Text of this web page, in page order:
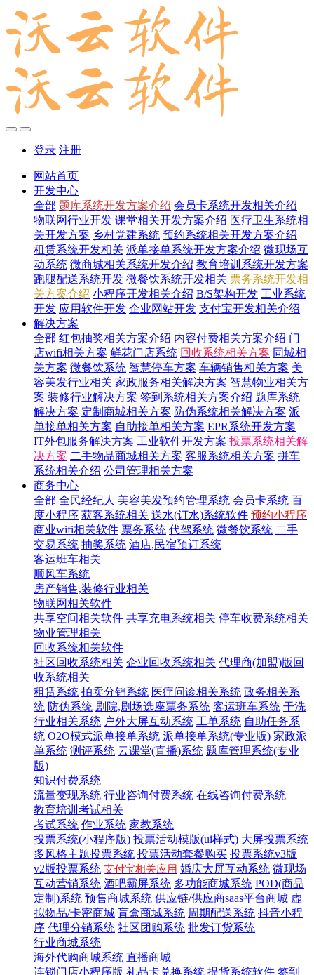
登录 注册
网站首页
开发中心
全部 题库系统开发方案介绍 会员卡系统开发相关介绍
物联网行业开发 课堂相关开发方案介绍 医疗卫生系统相
关开发方案 乡村党建系统 预约系统相关开发方案介绍
租赁系统开发相关 派单接单系统开发方案介绍 微现场互
动系统 微商城相关系统开发介绍 教育培训系统开发方案
跑腿配送系统开发 微餐饮系统开发相关 票务系统开发相
关方案介绍 小程序开发相关介绍 B/S架构开发 工业系统
开发 应用软件开发 企业网站开发 支付宝开发相关介绍
解决方案
全部 红包抽奖相关方案介绍 内容付费相关方案介绍 门
店wifi相关方案 鲜花门店系统 回收系统相关方案 同城相
关方案 微餐饮系统 智慧停车方案 车辆销售相关方案 美
容美发行业相关 家政服务相关解决方案 智慧物业相关方
案 装修行业解决方案 签到系统相关方案介绍 题库系统
解决方案 定制商城相关方案 防伪系统相关解决方案 派
单接单相关方案 自助接单相关方案 EPR系统开发方案
IT外包服务解决方案 工业软件开发方案 投票系统相关解
决方案 二手物品商城相关方案 客服系统相关方案 拼车
系统相关介绍 公司管理相关方案
商务中心
全部 全民经纪人 美容美发预约管理系统 会员卡系统 百
度小程序 获客系统相关 送水(订水)系统软件 预约小程序
商业wifi相关软件 票务系统 代驾系统 微餐饮系统 二手
交易系统 抽奖系统 酒店,民宿预订系统
客运班车相关
顺风车系统
房产销售,装修行业相关
物联网相关软件
共享空间相关软件 共享充电系统相关 停车收费系统相关
物业管理相关
回收系统相关软件
社区回收系统相关 企业回收系统相关 代理商(加盟)版回
收系统相关
租赁系统 拍卖分销系统 医疗问诊相关系统 政务相关系
统 防伪系统 剧院,剧场选座票务系统 客运班车系统 干洗
行业相关系统 户外大屏互动系统 工单系统 自助任务系
统 O2O模式派单接单系统 派单接单系统(专业版) 家政派
单系统 测评系统 云课堂(直播)系统 题库管理系统(专业
版)
知识付费系统
流量变现系统 行业咨询付费系统 在线咨询付费系统
教育培训考试相关
考试系统 作业系统 家教系统
投票系统(小程序版) 投票活动模版(ui样式) 大屏投票系统
多风格主题投票系统 投票活动套餐购买 投票系统v3版
v2版投票系统 支付宝相关应用 婚庆大屏互动系统 微现场
互动营销系统 酒吧霸屏系统 多功能商城系统 POD(商品
定制)系统 预售商城系统 供应链/供应商saas平台商城 虚
拟物品/卡密商城 盲盒商城系统 周期配送系统 抖音小程
序 代理分销系统 社区团购系统 批发订货系统
行业商城系统
海外代购商城系统 直播商城
连锁门店小程序版 礼品卡兑换系统 提货系统软件 签到